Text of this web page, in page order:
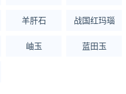
羊肝石 战国红玛瑙
岫玉 蓝田玉